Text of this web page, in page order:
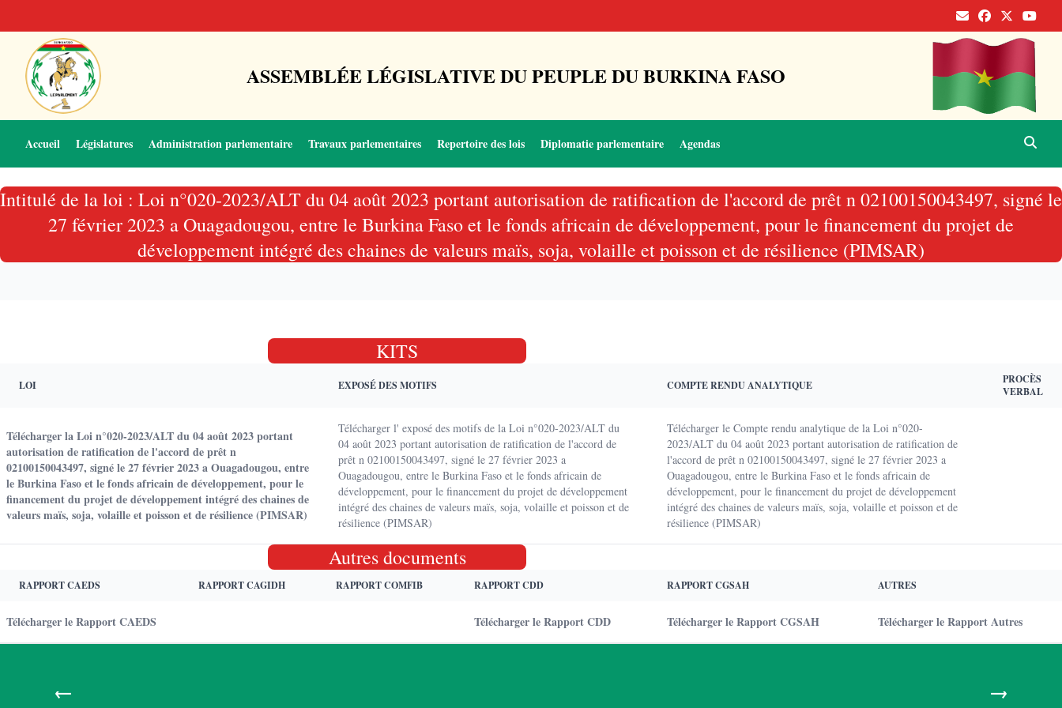
ASSEMBLÉE LÉGISLATIVE DU PEUPLE DU BURKINA FASO
Accueil Législatures Administration parlementaire Travaux parlementaires Repertoire des lois Diplomatie parlementaire Agendas
Intitulé de la loi : Loi n°020-2023/ALT du 04 août 2023 portant autorisation de ratification de l'accord de prêt n 02100150043497, signé le
27 février 2023 a Ouagadougou, entre le Burkina Faso et le fonds africain de développement, pour le financement du projet de
développement intégré des chaines de valeurs maïs, soja, volaille et poisson et de résilience (PIMSAR)
KITS
LOI EXPOSÉ DES MOTIFS COMPTE RENDU ANALYTIQUE
PROCÈS
VERBAL
Télécharger la Loi n°020-2023/ALT du 04 août 2023 portant
autorisation de ratification de l'accord de prêt n
02100150043497, signé le 27 février 2023 a Ouagadougou, entre
le Burkina Faso et le fonds africain de développement, pour le
financement du projet de développement intégré des chaines de
valeurs maïs, soja, volaille et poisson et de résilience (PIMSAR)
Télécharger l' exposé des motifs de la Loi n°020-2023/ALT du
04 août 2023 portant autorisation de ratification de l'accord de
prêt n 02100150043497, signé le 27 février 2023 a
Ouagadougou, entre le Burkina Faso et le fonds africain de
développement, pour le financement du projet de développement
intégré des chaines de valeurs maïs, soja, volaille et poisson et de
résilience (PIMSAR)
Télécharger le Compte rendu analytique de la Loi n°020-
2023/ALT du 04 août 2023 portant autorisation de ratification de
l'accord de prêt n 02100150043497, signé le 27 février 2023 a
Ouagadougou, entre le Burkina Faso et le fonds africain de
développement, pour le financement du projet de développement
intégré des chaines de valeurs maïs, soja, volaille et poisson et de
résilience (PIMSAR)
Autres documents
RAPPORT CAEDS RAPPORT CAGIDH RAPPORT COMFIB RAPPORT CDD RAPPORT CGSAH AUTRES
Télécharger le Rapport CAEDS Télécharger le Rapport CDD Télécharger le Rapport CGSAH Télécharger le Rapport Autres
← →